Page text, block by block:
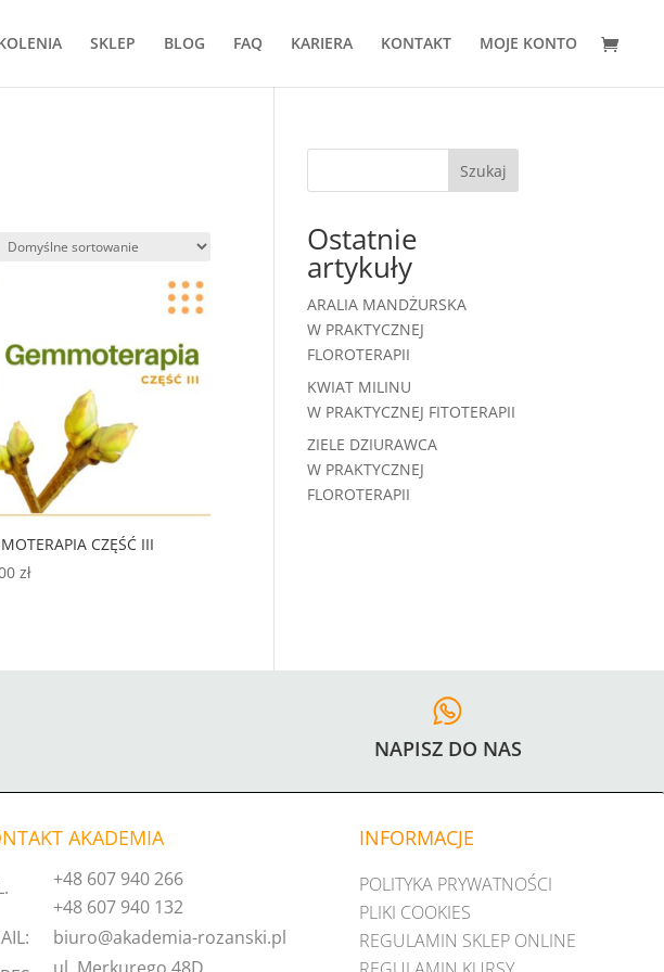
SKLEP BLOG FAQ KARIERA KONTAKT MOJE KONTO
CZĘŚĆ III
zł
Szukaj
Ostatnie
artykuły
ARALIA MANDŻURSKA
W PRAKTYCZNEJ
FLOROTERAPII
KWIAT MILINU
W PRAKTYCZNEJ FITOTERAPII
ZIELE DZIURAWCA
W PRAKTYCZNEJ
FLOROTERAPII
NAPISZ DO NAS
AKADEMIA
+48 607 940 266
+48 607 940 132
biuro@akademia-rozanski.pl
INFORMACJE
POLITYKA PRYWATNOŚCI
PLIKI COOKIES
REGULAMIN SKLEP ONLINE